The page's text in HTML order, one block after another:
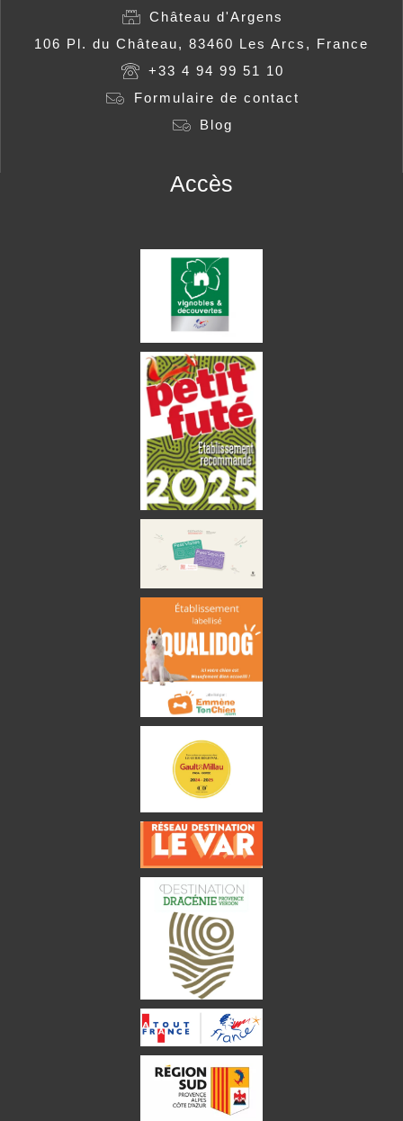
Château d'Argens
106 Pl. du Château, 83460 Les Arcs, France
+33 4 94 99 51 10
Formulaire de contact
Blog
Accès